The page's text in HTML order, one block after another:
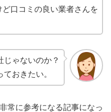
口コミの良い業者さんを
じゃないのか？
おきたい。
常に参考になる記事になっ